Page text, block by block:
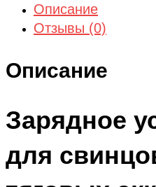
Описание
Отзывы (0)
Описание
Зарядное
для